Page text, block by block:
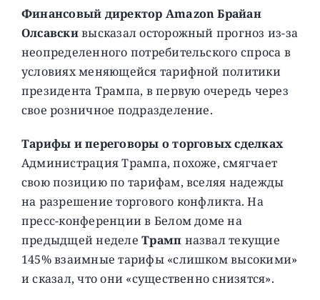
Финансовый директор Amazon Брайан
Олсавскивысказал осторожный прогноз из-за
неопределенного потребительского спроса в
условиях меняющейся тарифной политики
президента Трампа, в первую очередь через
свое розничное подразделение.
Тарифы и переговоры о торговых сделках
Администрация Трампа, похоже, смягчает
свою позицию по тарифам, вселяя надежды
на разрешение торгового конфликта. На
пресс-конференции в Белом доме на
предыдщей неделеТрамп назвал текущие
145% взаимные тарифы «слишком высокими»
и сказал, что они «существенно снизятся».